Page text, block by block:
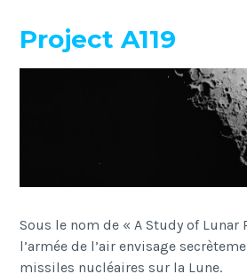
Project A119
Sous le nom de « A Study of Lunar
l’armée de l’air envisage
missiles nucléaires sur la Lune.